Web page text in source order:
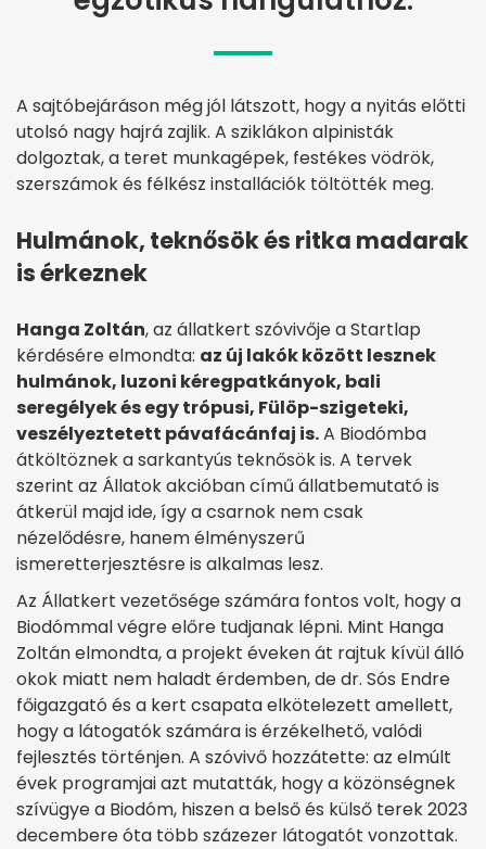
A sajtóbejáráson még jól látszott, hogy a nyitás előtti
utolsó nagy hajrá zajlik. A sziklákon alpinisták
dolgoztak, a teret munkagépek, festékes vödrök,
szerszámok és félkész installációk töltötték meg.
Hulmánok, teknősök és ritka madarak
is érkeznek
Hanga Zoltán, az állatkert szóvivője a Startlap
kérdésére elmondta: az új lakók között lesznek
hulmánok, luzoni kéregpatkányok, bali
seregélyek és egy trópusi, Fülöp-szigeteki,
veszélyeztetett pávafácánfaj is.A Biodómba
átköltöznek a sarkantyús teknősök is. A tervek
szerint az Állatok akcióban című állatbemutató is
átkerül majd ide, így a csarnok nem csak
nézelődésre, hanem élményszerű
ismeretterjesztésre is alkalmas lesz.
Az Állatkert vezetősége számára fontos volt, hogy a
Biodómmal végre előre tudjanak lépni. Mint Hanga
Zoltán elmondta, a projekt éveken át rajtuk kívül álló
okok miatt nem haladt érdemben, de dr. Sós Endre
főigazgató és a kert csapata elkötelezett amellett,
hogy a látogatók számára is érzékelhető, valódi
fejlesztés történjen. A szóvivő hozzátette: az elmúlt
évek programjai azt mutatták, hogy a közönségnek
szívügye a Biodóm, hiszen a belső és külső terek 2023
decembere óta több százezer látogatót vonzottak.